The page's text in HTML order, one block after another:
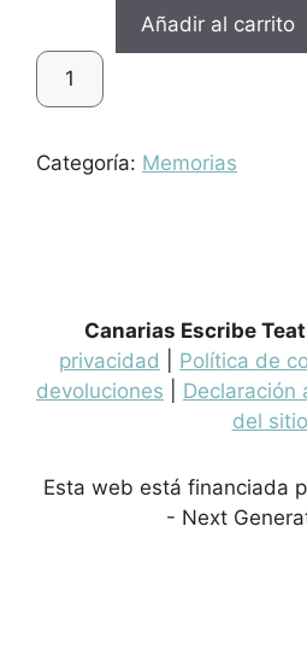
2023
cantidad
Añadir al carrito
Categoría: Memorias
Canarias Escribe
privacidad
Política de
devoluciones
Declaración
del sitio
Esta web está financiada
- Next